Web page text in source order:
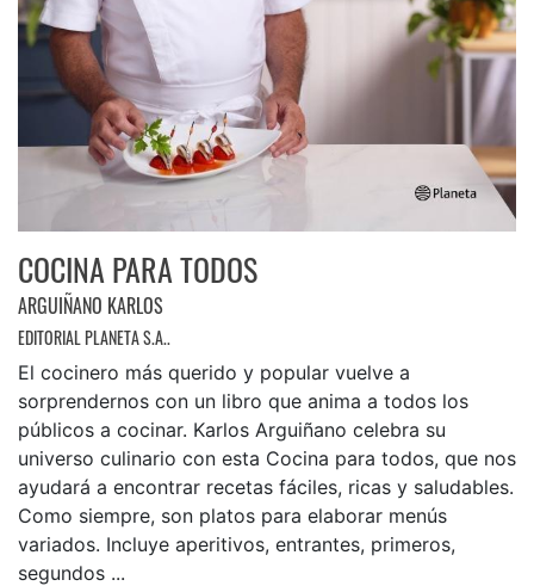
COCINA PARA TODOS
ARGUIÑANO KARLOS
EDITORIAL PLANETA S.A..
El cocinero más querido y popular vuelve a
sorprendernos con un libro que anima a todos los
públicos a cocinar. Karlos Arguiñano celebra su
universo culinario con esta Cocina para todos, que nos
ayudará a encontrar recetas fáciles, ricas y saludables.
Como siempre, son platos para elaborar menús
variados. Incluye aperitivos, entrantes, primeros,
segundos ...